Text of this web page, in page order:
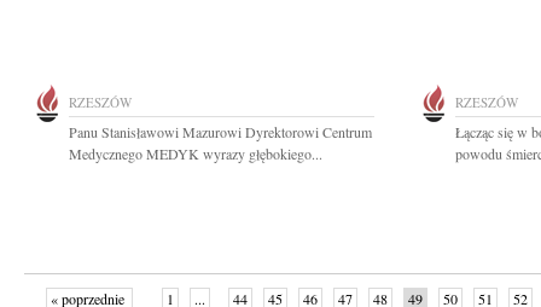
RZESZÓW
Panu Stanisławowi Mazurowi Dyrektorowi Centrum
Medycznego MEDYK wyrazy głębokiego...
RZESZÓW
Łącząc się w
powodu
« poprzednie 1 ... 44 45 46 47 48 49 50 51 52